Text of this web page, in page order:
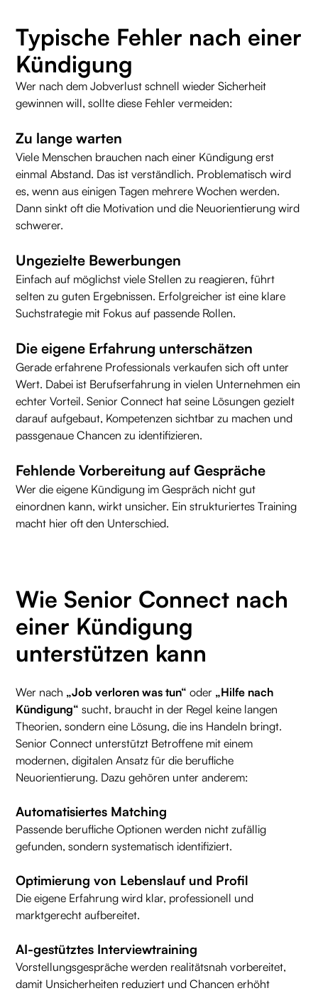
Typische Fehler nach einer
Kündigung
Wer nach dem Jobverlust schnell wieder Sicherheit
gewinnen will, sollte diese Fehler vermeiden:
Zu lange warten
Viele Menschen brauchen nach einer Kündigung erst
einmal Abstand. Das ist verständlich. Problematisch wird
es, wenn aus einigen Tagen mehrere Wochen werden.
Dann sinkt oft die Motivation und die Neuorientierung wird
schwerer.
Ungezielte Bewerbungen
Einfach auf möglichst viele Stellen zu reagieren, führt
selten zu guten Ergebnissen. Erfolgreicher ist eine klare
Suchstrategie mit Fokus auf passende Rollen.
Die eigene Erfahrung unterschätzen
Gerade erfahrene Professionals verkaufen sich oft unter
Wert. Dabei ist Berufserfahrung in vielen Unternehmen ein
echter Vorteil. Senior Connect hat seine Lösungen gezielt
darauf aufgebaut, Kompetenzen sichtbar zu machen und
passgenaue Chancen zu identifizieren.
Fehlende Vorbereitung auf Gespräche
Wer die eigene Kündigung im Gespräch nicht gut
einordnen kann, wirkt unsicher. Ein strukturiertes Training
macht hier oft den Unterschied.
Wie Senior Connect nach
einer Kündigung
unterstützen kann
Wer nach „Job verloren was tun“ oder „Hilfe nach
Kündigung“ sucht, braucht in der Regel keine langen
Theorien, sondern eine Lösung, die ins Handeln bringt.
Senior Connect unterstützt Betroffene mit einem
modernen, digitalen Ansatz für die berufliche
Neuorientierung. Dazu gehören unter anderem:
Automatisiertes Matching
Passende berufliche Optionen werden nicht zufällig
gefunden, sondern systematisch identifiziert.
Optimierung von Lebenslauf und Profil
Die eigene Erfahrung wird klar, professionell und
marktgerecht aufbereitet.
AI-gestütztes Interviewtraining
Vorstellungsgespräche werden realitätsnah vorbereitet,
damit Unsicherheiten reduziert und Chancen erhöht